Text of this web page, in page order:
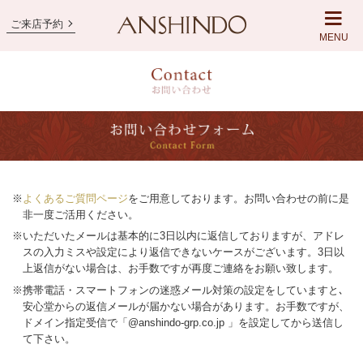
ご来店予約
MENU
※ よくあるご質問ページをご用意しております。お問い合わせの前に是
非一度ご活用ください。
※いただいたメールは基本的に3日以内に返信しておりますが、アドレ
スの入力ミスや設定により返信できないケースがございます。3日以
上返信がない場合は、お手数ですが再度ご連絡をお願い致します。
※携帯電話・スマートフォンの迷惑メール対策の設定をしていますと､
安心堂からの返信メールが届かない場合があります。お手数ですが、
ドメイン指定受信で「@anshindo-grp.co.jp 」を設定してから送信し
て下さい。